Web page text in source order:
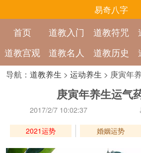
易奇八字
首页 道教入门 道教符咒
道教宫观
道教名人 道教历史
导航： 道教养生 > 运动养生 > 庚寅年
庚寅年养生运气
2017/2/7 10:02:37
2021运势 婚姻运势